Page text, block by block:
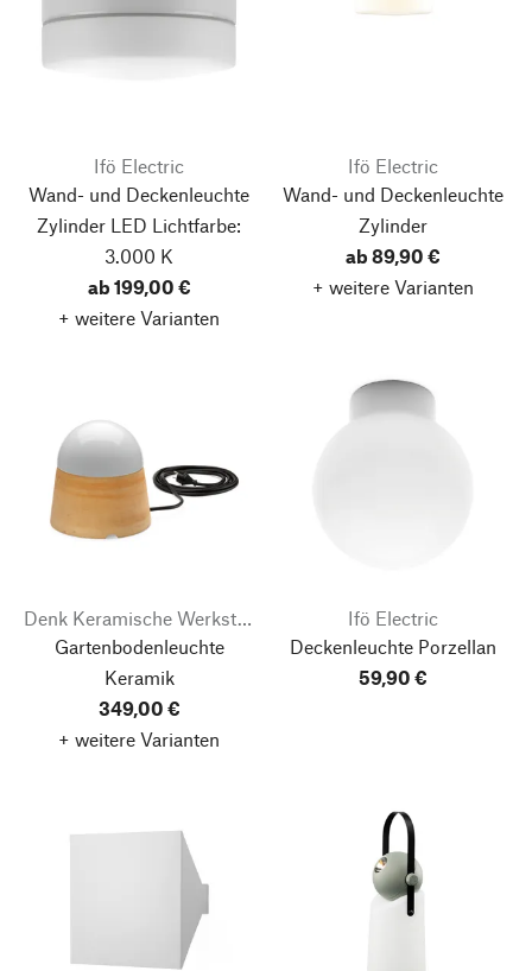
Ifö Electric
Wand- und Deckenleuchte
Zylinder LED Lichtfarbe:
3.000 K
ab 199,00 €
+ weitere Varianten
Ifö Electric
Wand- und Deckenleuchte
Zylinder
ab 89,90 €
+ weitere Varianten
Denk Keramische Werkstätten
Gartenbodenleuchte
Keramik
349,00 €
+ weitere Varianten
Ifö Electric
Deckenleuchte Porzellan
59,90 €